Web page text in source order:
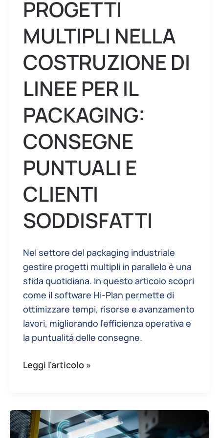
PROGETTI
MULTIPLI NELLA
COSTRUZIONE DI
LINEE PER IL
PACKAGING:
CONSEGNE
PUNTUALI E
CLIENTI
SODDISFATTI
Nel settore del packaging industriale
gestire progetti multipli in parallelo è una
sfida quotidiana. In questo articolo scopri
come il software Hi-Plan permette di
ottimizzare tempi, risorse e avanzamento
lavori, migliorando l’efficienza operativa e
la puntualità delle consegne.
clienti
soddisfatti
Leggi l'articolo »
Manutenzione
predittiva